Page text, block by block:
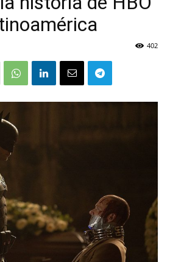
402